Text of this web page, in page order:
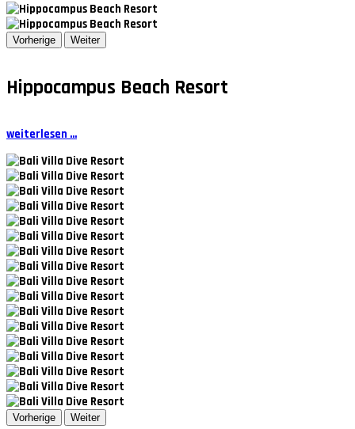
Vorherige Weiter
Hippocampus Beach Resort
weiterlesen ...
Vorherige Weiter